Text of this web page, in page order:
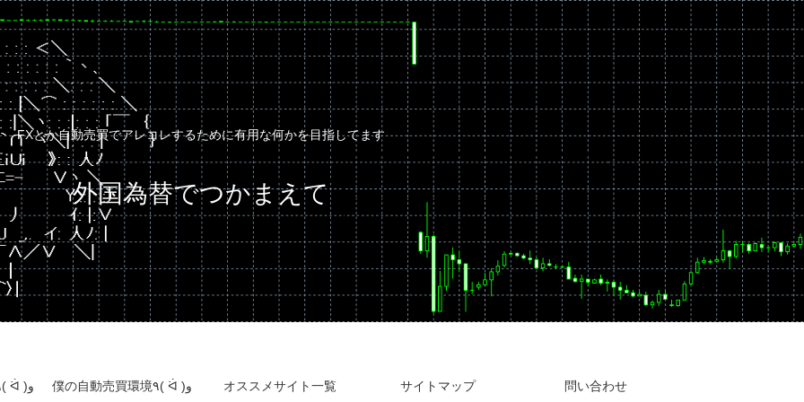
FXとか自動売買でアレコレするために有用な何かを目指してます
外国為替でつかまえて
自動売買運用成績٩( ᐛ )و 僕の自動売買環境٩( ᐛ )و オススメサイト一覧 サイトマップ 問い合わせ